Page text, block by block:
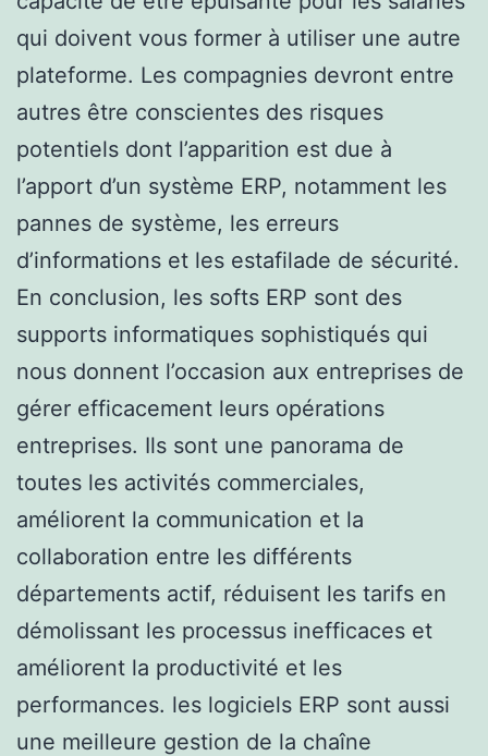
qui doivent vous former à utiliser une autre
plateforme. Les compagnies devront entre
autres être conscientes des risques
potentiels dont l’apparition est due à
l’apport d’un système ERP, notamment les
pannes de système, les erreurs
d’informations et les estafilade de sécurité.
En conclusion, les softs ERP sont des
supports informatiques sophistiqués qui
nous donnent l’occasion aux entreprises de
gérer efficacement leurs opérations
entreprises. Ils sont une panorama de
toutes les activités commerciales,
améliorent la communication et la
collaboration entre les différents
départements actif, réduisent les tarifs en
démolissant les processus inefficaces et
améliorent la productivité et les
performances. les logiciels ERP sont aussi
une meilleure gestion de la chaîne